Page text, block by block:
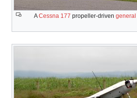
ACessna 177 propeller-driven general